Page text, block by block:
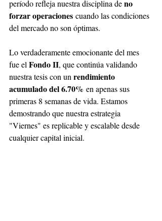
período refleja nuestra disciplina de no
forzar operaciones cuando las condiciones
del mercado no son óptimas.
Lo verdaderamente emocionante del mes
fue el Fondo II, que continúa validando
nuestra tesis con un rendimiento
acumulado del 6.70% en apenas sus
primeras 8 semanas de vida. Estamos
demostrando que nuestra estrategia
"Viernes" es replicable y escalable desde
cualquier capital inicial.